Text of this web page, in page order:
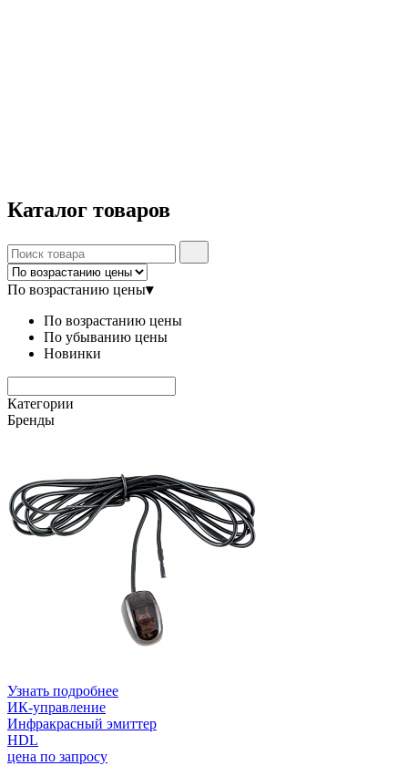
Каталог товаров
По возрастанию цены▾
По возрастанию цены
По убыванию цены
Новинки
Категории
Бренды
Узнать подробнее
ИК-управление
Инфракрасный эмиттер
HDL
цена по запросу